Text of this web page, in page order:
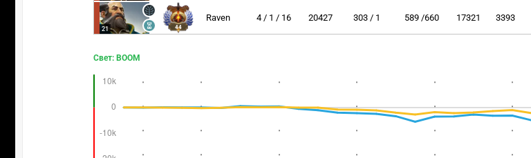
21 44
Raven 4 / 1 / 16 20427 303 / 1 589 /660 17321 3393
Свет: BOOM